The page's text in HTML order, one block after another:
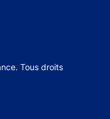
Tous droits